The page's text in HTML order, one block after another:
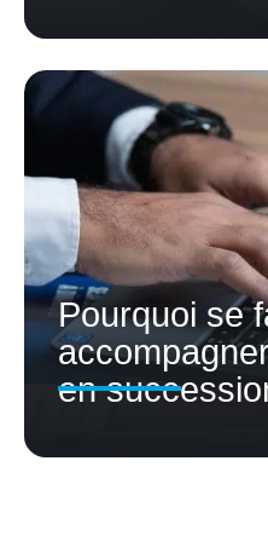
Pourquoi se
en